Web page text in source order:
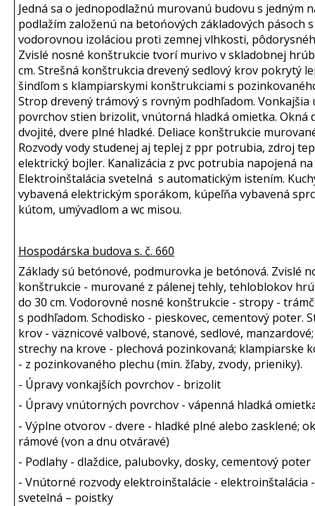
Jedná sa o jednopodlažnú murovanú budovu s jedným
podlažím založenú na betońových základových pásoch s
vodorovnou izoláciou proti zemnej vlhkosti,
Zvislé nosné konštrukcie tvorí murivo v skladobnej
cm. Strešná konštrukcia drevený sedlový krov pokrytý
šindľom s klampiarskymi konštrukciami s
Strop drevený trámový s rovným podhľadom. Vonkajšia
povrchov stien brizolit, vnútorná hladká omietka. Okná
dvojité, dvere plné hladké. Deliace konštrukcie
Rozvody vody studenej aj teplej z ppr potrubia, zdroj
elektrický bojler. Kanalizácia z pvc potrubia napojená
Elektroinštalácia svetelná s automatickým istením.
vybavená elektrickým sporákom, kúpeľňa vybavená
kútom, umývadlom a wc misou.
Hospodárska budova s. č. 660
Základy sú betónové, podmurovka je betónová. Zvislé
konštrukcie - murované z pálenej tehly, tehloblokov
do 30 cm. Vodorovné nosné konštrukcie - stropy -
s podhľadom. Schodisko - pieskovec, cementový poter.
krov - väznicové valbové, stanové, sedlové,
strechy na krove - plechová pozinkovaná; klampiarske
- z pozinkovaného plechu (min. žľaby, zvody, prieniky).
- Úpravy vonkajších povrchov - brizolit
- Úpravy vnútorných povrchov - vápenná hladká
- Výplne otvorov - dvere - hladké plné alebo zasklené;
rámové (von a dnu otváravé)
- Podlahy - dlaždice, palubovky, dosky, cementový poter
- Vnútorné rozvody elektroinštalácie - elektroinštalácia
svetelná – poistky